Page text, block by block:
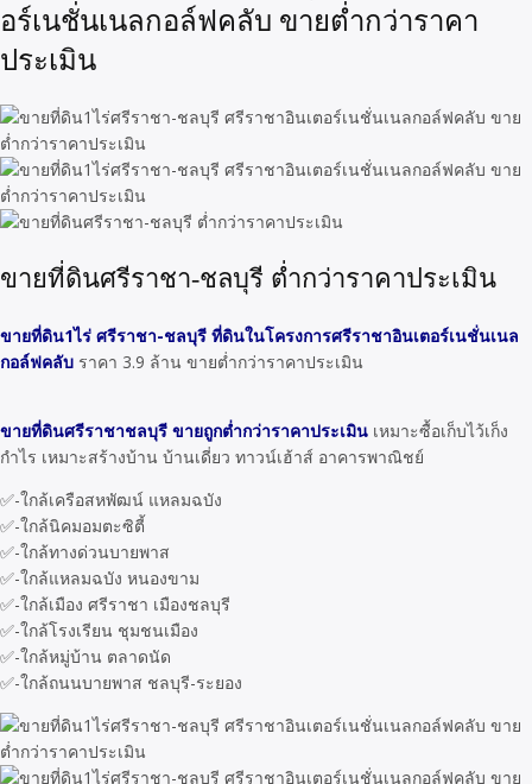
อร์เนชั่นเนลกอล์ฟคลับ ขายต่ำกว่าราคา
ประเมิน
ขายที่ดินศรีราชา-ชลบุรี ต่ำกว่าราคาประเมิน
ขายที่ดิน1ไร่ ศรีราชา-ชลบุรี ที่ดินในโครงการศรีราชาอินเตอร์เนชั่นเนล
กอล์ฟคลับ ราคา 3.9 ล้าน ขายต่ำกว่าราคาประเมิน
ขายที่ดินศรีราชาชลบุรี ขายถูกต่ำกว่าราคาประเมิน เหมาะซื้อเก็บไว้เก็ง
กำไร เหมาะสร้างบ้าน บ้านเดี่ยว ทาวน์เฮ้าส์ อาคารพาณิชย์
✅-ใกล้เครือสหพัฒน์ แหลมฉบัง
✅-ใกล้นิคมอมตะซิตี้
✅-ใกล้ทางด่วนบายพาส
✅-ใกล้แหลมฉบัง หนองขาม
✅-ใกล้เมือง ศรีราชา เมืองชลบุรี
✅-ใกล้โรงเรียน ชุมชนเมือง
✅-ใกล้หมู่บ้าน ตลาดนัด
✅-ใกล้ถนนบายพาส ชลบุรี-ระยอง